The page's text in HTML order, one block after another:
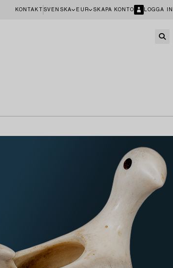
KONTAKT SVENSKA EUR SKAPA KONTO LOGGA IN